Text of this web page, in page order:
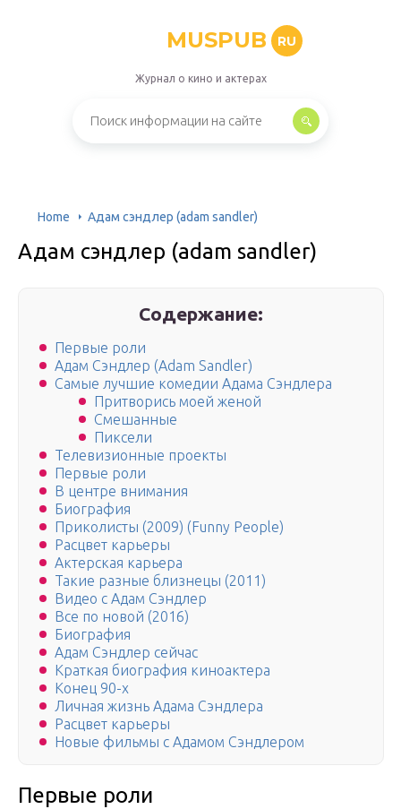
MUSPUB RU
Журнал о кино и актерах
Home Адам сэндлер (adam sandler)
Адам сэндлер (adam sandler)
Содержание:
Первые роли
Адам Сэндлер (Adam Sandler)
Самые лучшие комедии Адама Сэндлера
Притворись моей женой
Смешанные
Пиксели
Телевизионные проекты
Первые роли
В центре внимания
Биография
Приколисты (2009) (Funny People)
Расцвет карьеры
Актерская карьера
Такие разные близнецы (2011)
Видео c Адам Сэндлер
Все по новой (2016)
Биография
Адам Сэндлер сейчас
Краткая биография киноактера
Конец 90-х
Личная жизнь Адама Сэндлера
Расцвет карьеры
Новые фильмы с Адамом Сэндлером
Первые роли